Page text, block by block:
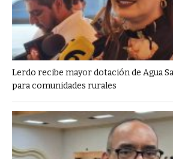
Lerdo recibe mayor dotación de Agua
para comunidades rurales